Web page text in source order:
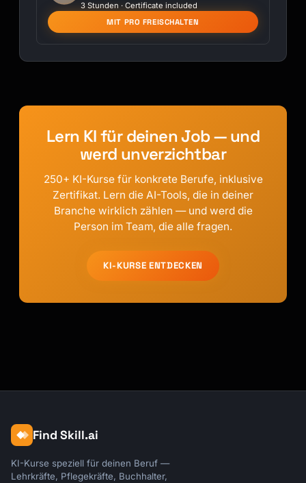
3 Stunden · Certificate included
MIT PRO FREISCHALTEN
Lern KI für deinen Job — und
werd unverzichtbar
250+ KI-Kurse für konkrete Berufe, inklusive
Zertifikat. Lern die AI-Tools, die in deiner
Branche wirklich zählen — und werd die
Person im Team, die alle fragen.
KI-KURSE ENTDECKEN
Find Skill.ai
KI-Kurse speziell für deinen Beruf —
Lehrkräfte, Pflegekräfte, Buchhalter,